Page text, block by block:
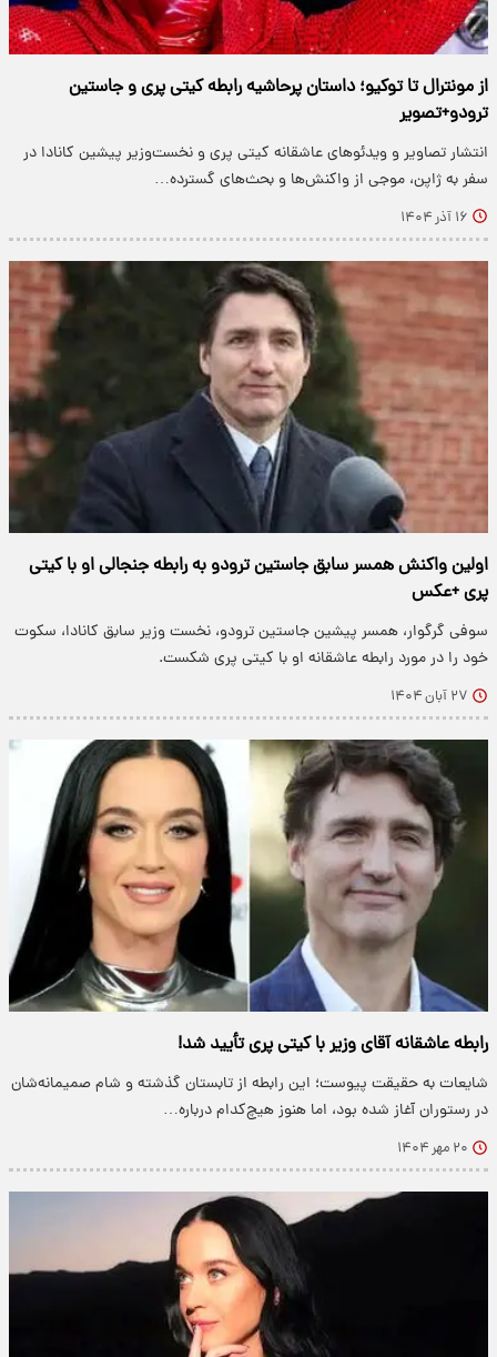
از مونترال تا توکیو؛ داستان پرحاشیه رابطه کیتی پری و جاستین
ترودو+تصویر
انتشار تصاویر و ویدئوهای عاشقانه کیتی پری و نخست‌وزیر پیشین کانادا در
سفر به ژاپن، موجی از واکنش‌ها و بحث‌های گسترده…
۱۶ آذر ۱۴۰۴
اولین واکنش همسر سابق جاستین ترودو به رابطه جنجالی او با کیتی
پری +عکس
سوفی گرگوار، همسر پیشین جاستین ترودو، نخست وزیر سابق کانادا، سکوت
خود را در مورد رابطه عاشقانه او با کیتی پری شکست.
۲۷ آبان ۱۴۰۴
رابطه عاشقانه آقای وزیر با کیتی پری تأیید شد!
شایعات به حقیقت پیوست؛ این رابطه از تابستان گذشته و شام صمیمانه‌شان
در رستوران آغاز شده بود، اما هنوز هیچ‌کدام درباره…
۲۰ مهر ۱۴۰۴